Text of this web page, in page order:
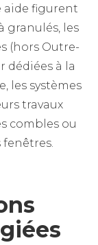
aide figurent
granulés, les
(hors Outre-
dédiées à la
les systèmes
travaux
combles ou